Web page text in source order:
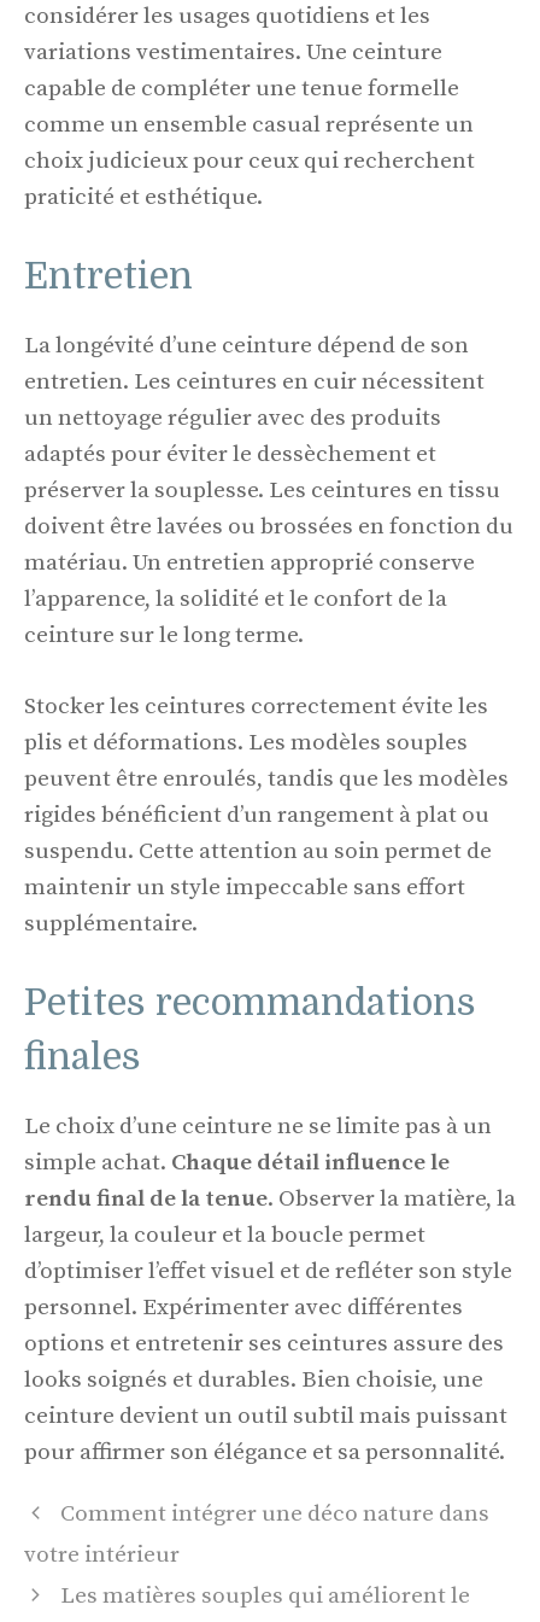
considérer les usages quotidiens et les
variations vestimentaires. Une ceinture
capable de compléter une tenue formelle
comme un ensemble casual représente un
choix judicieux pour ceux qui recherchent
praticité et esthétique.
Entretien
La longévité d’une ceinture dépend de son
entretien. Les ceintures en cuir nécessitent
un nettoyage régulier avec des produits
adaptés pour éviter le dessèchement et
préserver la souplesse. Les ceintures en tissu
doivent être lavées ou brossées en fonction du
matériau. Un entretien approprié conserve
l’apparence, la solidité et le confort de la
ceinture sur le long terme.
Stocker les ceintures correctement évite les
plis et déformations. Les modèles souples
peuvent être enroulés, tandis que les modèles
rigides bénéficient d’un rangement à plat ou
suspendu. Cette attention au soin permet de
maintenir un style impeccable sans effort
supplémentaire.
Petites recommandations
finales
Le choix d’une ceinture ne se limite pas à un
simple achat. Chaque détail influence le
rendu final de la tenue. Observer la matière, la
largeur, la couleur et la boucle permet
d’optimiser l’effet visuel et de refléter son style
personnel. Expérimenter avec différentes
options et entretenir ses ceintures assure des
looks soignés et durables. Bien choisie, une
ceinture devient un outil subtil mais puissant
pour affirmer son élégance et sa personnalité.
Comment intégrer une déco nature dans
votre intérieur
Les matières souples qui améliorent le